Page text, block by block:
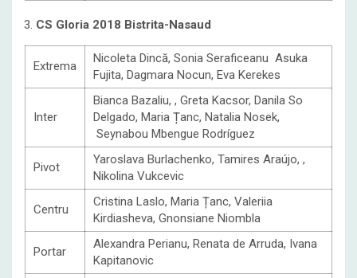
3. CS Gloria 2018 Bistrita-Nasaud
Extrema
Nicoleta Dincă, Sonia Seraficeanu Asuka
Fujita, Dagmara Nocun, Eva Kerekes
Inter
Bianca Bazaliu, , Greta Kacsor, Danila So
Delgado, Maria Țanc, Natalia Nosek,
Seynabou Mbengue Rodríguez
Pivot
Yaroslava Burlachenko, Tamires Araújo, ,
Nikolina Vukcevic
Centru
Cristina Laslo, Maria Țanc, Valeriia
Kirdiasheva, Gnonsiane Niombla
Portar
Alexandra Perianu, Renata de Arruda, Ivana
Kapitanovic